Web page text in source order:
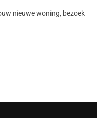
nieuwe woning, bezoek